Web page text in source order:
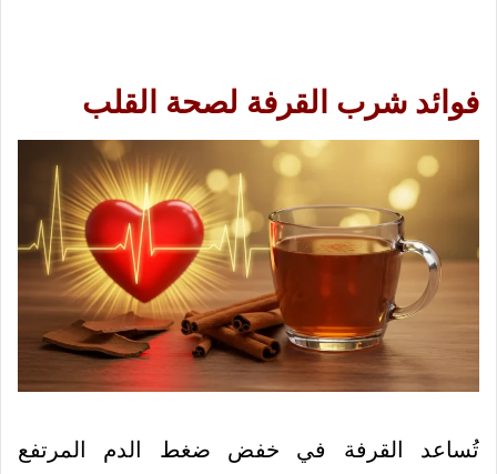
فوائد شرب القرفة لصحة القلب
تُساعد القرفة في خفض ضغط الدم المرتفع